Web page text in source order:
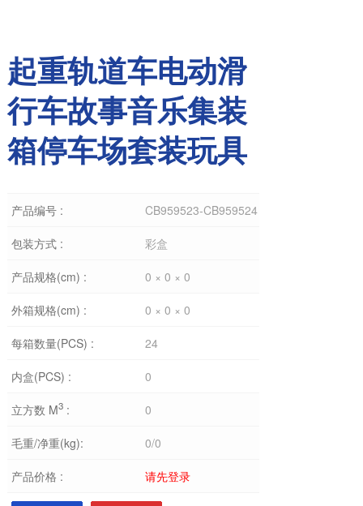
起重轨道车电动滑
行车故事音乐集装
箱停车场套装玩具
产品编号 : CB959523-CB959524
包装方式 : 彩盒
产品规格(cm) : 0 × 0 × 0
外箱规格(cm) : 0 × 0 × 0
每箱数量(PCS) : 24
内盒(PCS) : 0
立方数 M3: 0
毛重/净重(kg): 0/0
产品价格 : 请先登录